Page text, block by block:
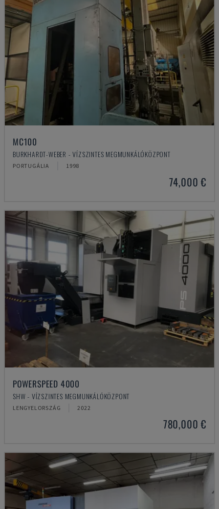
MC100
BURKHARDT-WEBER - VÍZSZINTES MEGMUNKÁLÓKÖZPONT
PORTUGÁLIA 1998
74,000 €
POWERSPEED 4000
SHW - VÍZSZINTES MEGMUNKÁLÓKÖZPONT
LENGYELORSZÁG 2022
780,000 €